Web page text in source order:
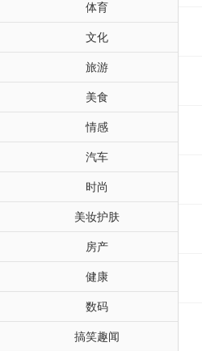
体育
文化
旅游
美食
情感
汽车
时尚
美妆护肤
房产
健康
数码
搞笑趣闻